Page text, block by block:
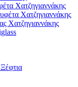
Χατζηγιαννάκης
Χατζηγιαννάκης
Χατζηγιαννάκης